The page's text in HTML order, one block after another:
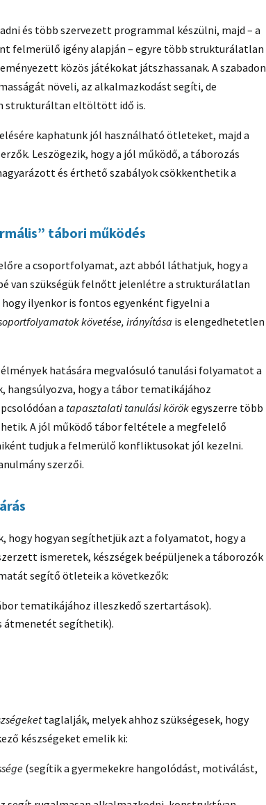
és több szervezett programmal készülni, majd – a
felmerülő igény alapján – egyre több strukturálatlan
közös játékokat játszhassanak. A szabadon
növeli, az alkalmazkodást segíti, de
strukturáltan eltöltött idő is.
kaphatunk jól használható ötleteket, majd a
Leszögezik, hogy a jól működő, a táborozás
és érthető szabályok csökkenthetik a
tábori működés
a csoportfolyamat, azt abból láthatjuk, hogy a
van szükségük felnőtt jelenlétre a strukturálatlan
ilyenkor is fontos egyenként figyelni a
követése, irányítása is elengedhetetlen
hatására megvalósuló tanulási folyamatot a
hogy a tábor tematikájához
a tapasztalati tanulási körökegyszerre több
A jól működő tábor feltétele a megfelelő
tudjuk a felmerülő konfliktusokat jól kezelni.
szerzői.
hogy hogyan segíthetjük azt a folyamatot, hogy a
ismeretek, készségek beépüljenek a táborozók
segítő ötleteik a következők:
tematikájához illeszkedő szertartások).
átmenetét segíthetik).
taglalják, melyek ahhoz szükségesek, hogy
készségeket emelik ki:
(segítik a gyermekekre hangolódást, motiválást,